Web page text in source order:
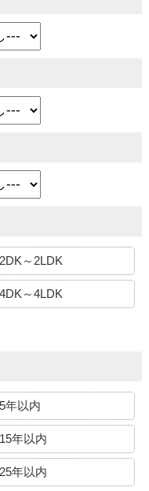
2DK～2LDK
4DK～4LDK
5年以内
15年以内
25年以内